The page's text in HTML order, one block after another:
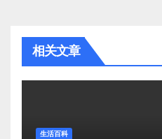
相关文章
生活百科